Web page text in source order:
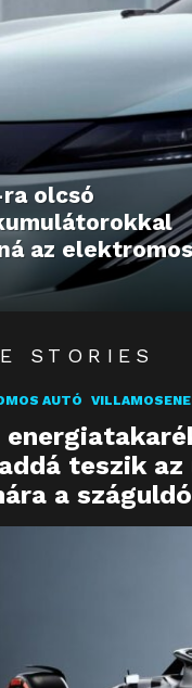
olcsó
az elektromos
STORIES
AUTÓ
teszik
a